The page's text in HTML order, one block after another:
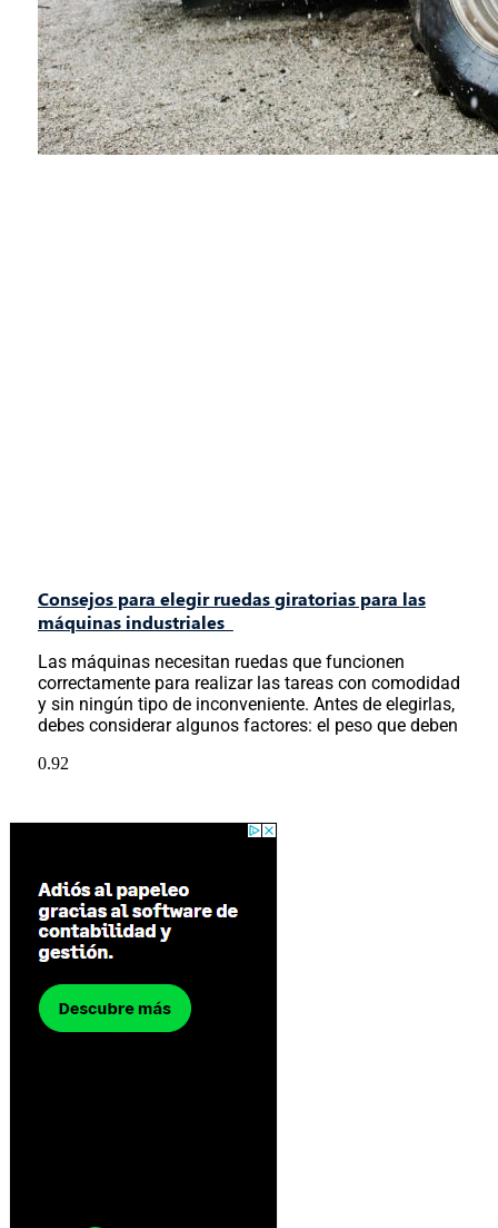
Consejos para elegir ruedas giratorias para las
máquinas industriales
Las máquinas necesitan ruedas que funcionen
correctamente para realizar las tareas con comodidad
y sin ningún tipo de inconveniente. Antes de elegirlas,
debes considerar algunos factores: el peso que deben